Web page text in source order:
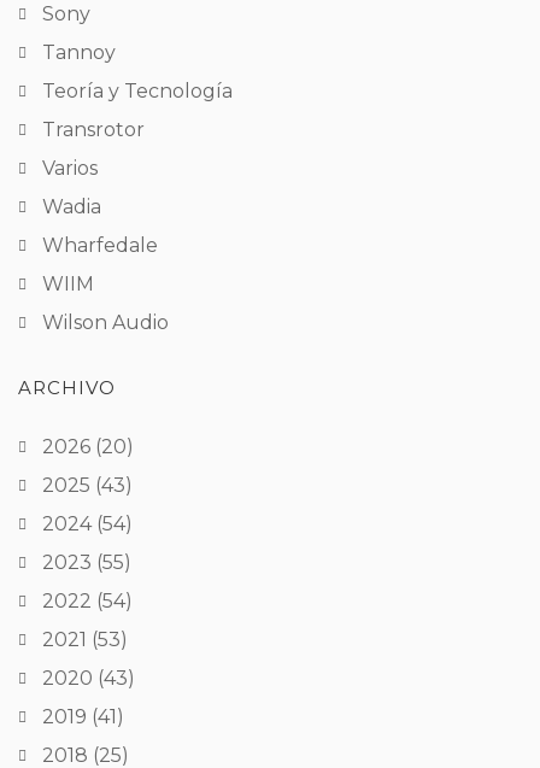
Sony
Tannoy
Teoría y Tecnología
Transrotor
Varios
Wadia
Wharfedale
WIIM
Wilson Audio
ARCHIVO
2026 (20)
2025 (43)
2024(54)
2023 (55)
2022 (54)
2021 (53)
2020 (43)
2019 (41)
2018 (25)